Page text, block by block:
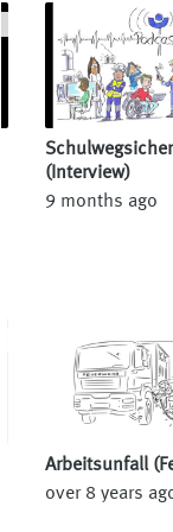
(Interview)
9 months ago
Arbeitsunfall
over 8 years